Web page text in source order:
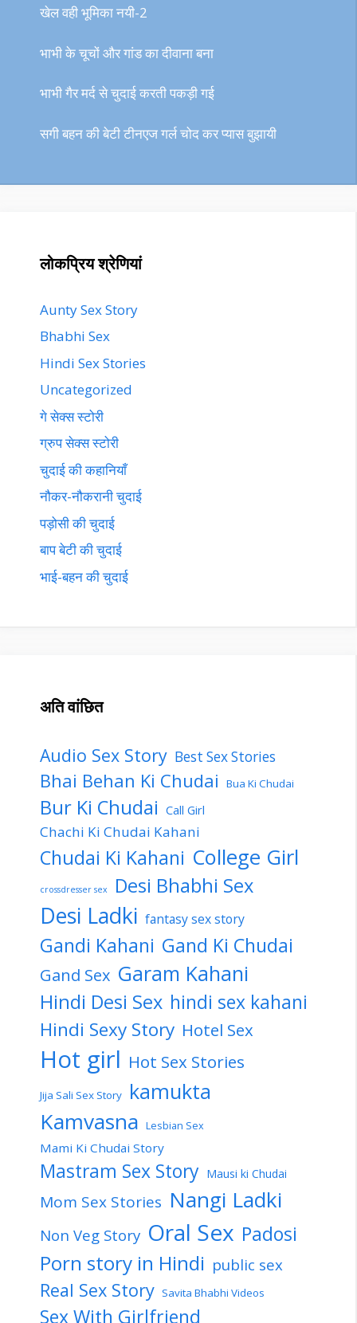
खेल वही भूमिका नयी-2
भाभी के चूचों और गांड का दीवाना बना
भाभी गैर मर्द से चुदाई करती पकड़ी गई
सगी बहन की बेटी टीनएज गर्ल चोद कर प्यास बुझायी
लोकप्रिय श्रेणियां
Aunty Sex Story
Bhabhi Sex
Hindi Sex Stories
Uncategorized
गे सेक्स स्टोरी
ग्रुप सेक्स स्टोरी
चुदाई की कहानियाँ
नौकर-नौकरानी चुदाई
पड़ोसी की चुदाई
बाप बेटी की चुदाई
भाई-बहन की चुदाई
अति वांछित
Audio Sex Story Best Sex Stories
Bhai Behan Ki Chudai Bua Ki Chudai
Bur Ki Chudai Call Girl
Chachi Ki Chudai Kahani
Chudai Ki Kahani College Girl
crossdresser sex Desi Bhabhi Sex
Desi Ladki fantasy sex story
Gandi Kahani Gand Ki Chudai
Gand Sex Garam Kahani
Hindi Desi Sex hindi sex kahani
Hindi Sexy Story Hotel Sex
Hot girl Hot Sex Stories
Jija Sali Sex Story kamukta
Kamvasna Lesbian Sex
Mami Ki Chudai Story
Mastram Sex Story Mausi ki Chudai
Mom Sex Stories Nangi Ladki
Non Veg Story Oral Sex Padosi
Porn story in Hindi public sex
Real Sex Story Savita Bhabhi Videos
Sex With Girlfriend